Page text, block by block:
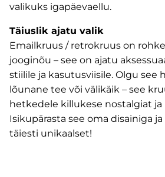
valikuks igapäevaellu.
Täiuslik ajatu valik
Emailkruus / retrokruus on
jooginõu – see on ajatu
stiilile ja kasutusviisile. Olgu see
lõunane tee või välikäik – see
hetkedele killukese nostalgiat ja
Isikupärasta see oma disainiga
täiesti unikaalset!